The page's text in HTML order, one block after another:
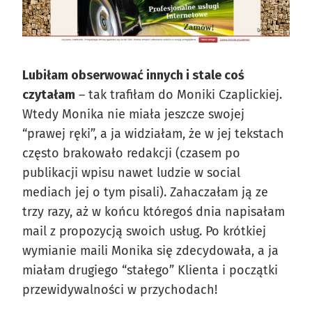
Lubiłam obserwować innych i stale coś
czytałam – tak trafiłam do Moniki Czaplickiej.
Wtedy Monika nie miała jeszcze swojej
“prawej ręki”, a ja widziałam, że w jej tekstach
często brakowało redakcji (czasem po
publikacji wpisu nawet ludzie w social
mediach jej o tym pisali). Zahaczałam ją ze
trzy razy, aż w końcu któregoś dnia napisałam
mail z propozycją swoich usług. Po krótkiej
wymianie maili Monika się zdecydowała, a ja
miałam drugiego “stałego” Klienta i początki
przewidywalności w przychodach!